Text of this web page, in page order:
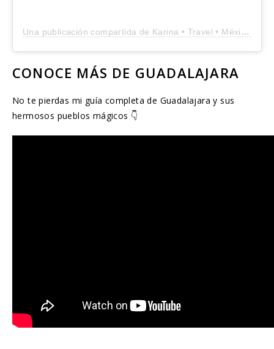
Una publicación compartida de Karina • Travel • México (@miss.pueblosmagicos)
CONOCE MÁS DE GUADALAJARA
No te pierdas mi guía completa de Guadalajara y sus
hermosos pueblos mágicos 👇